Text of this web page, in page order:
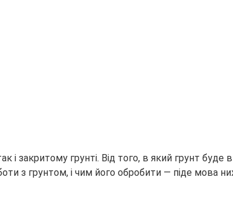
і закритому грунті. Від того, в який грунт
з грунтом, і чим його обробити — піде мова